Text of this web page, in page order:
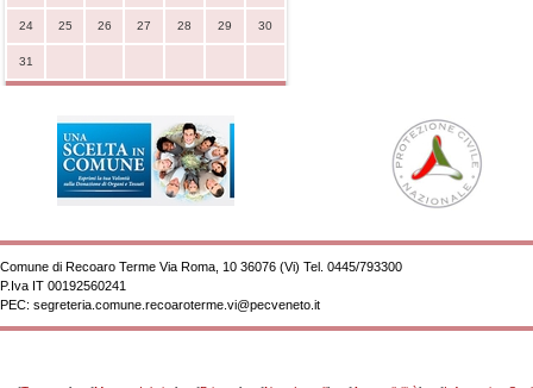
24 25 26 27 28 29 30
31
Comune di Recoaro Terme Via Roma, 10 36076 (Vi) Tel. 0445/793300
P.Iva IT 00192560241
PEC: segreteria.comune.recoaroterme.vi@pecveneto.it